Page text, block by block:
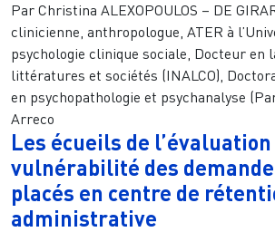
Par Christina ALEXOPOULOS – DE
clinicienne, anthropologue, ATER à
psychologie clinique sociale, Docteur en
littératures et sociétés (INALCO),
en psychopathologie et psychanalyse
Arreco
Les écueils de l’évaluation
vulnérabilité des
placés en centre de
administrative